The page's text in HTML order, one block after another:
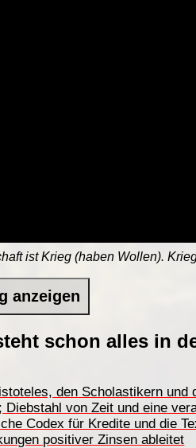
ist Krieg (haben Wollen).
anzeigen
schon alles in
den Scholastikern
von Zeit und eine
Codex für Kredite und die
positiver Zinsen ableitet